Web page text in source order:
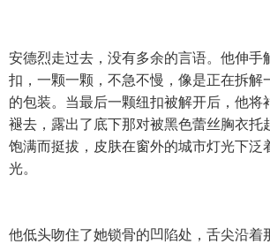
安德烈走过去，没有多余的言语。他伸手
扣，一颗一颗，不急不慢，像是正在拆解
的包装。当最后一颗纽扣被解开后，他将
褪去，露出了底下那对被黑色蕾丝胸衣
饱满而挺拔，皮肤在窗外的城市灯光下泛
光。
他低头吻住了她锁骨的凹陷处，舌尖沿着